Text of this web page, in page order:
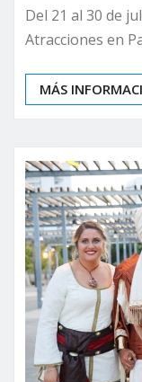
Del 21 al 30 de
Atracciones en
MÁS